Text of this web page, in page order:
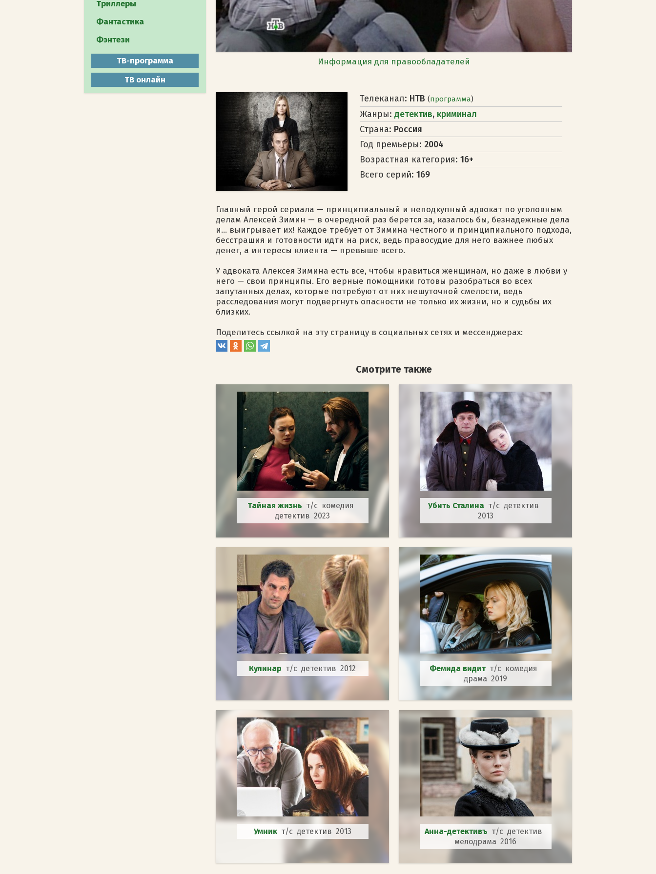
Документальное
Животный мир
Мистика
Триллеры
Фантастика
Фэнтези
ТВ-программа
ТВ онлайн
Информация для правообладателей
Телеканал: НТВ (программа)
Жанры: детектив, криминал
Страна: Россия
Год премьеры: 2004
Возрастная категория: 16+
Всего серий: 169
Главный герой сериала — принципиальный и неподкупный адвокат по уголовным
делам Алексей Зимин — в очередной раз берется за, казалось бы, безнадежные дела
и… выигрывает их! Каждое требует от Зимина честного и принципиального подхода,
бесстрашия и готовности идти на риск, ведь правосудие для него важнее любых
денег, а интересы клиента — превыше всего.
У адвоката Алексея Зимина есть все, чтобы нравиться женщинам, но даже в любви у
него — свои принципы. Его верные помощники готовы разобраться во всех
запутанных делах, которые потребуют от них нешуточной смелости, ведь
расследования могут подвергнуть опасности не только их жизни, но и судьбы их
близких.
Поделитесь ссылкой на эту страницу в социальных сетях и мессенджерах:
Смотрите также
Тайная жизнь т/с комедия
детектив 2023
Убить Сталина т/с детектив
2013
Кулинар т/с детектив 2012 Фемида видит т/с комедия
драма 2019
Умник т/с детектив 2013 Анна-детективъ т/с детектив
мелодрама 2016